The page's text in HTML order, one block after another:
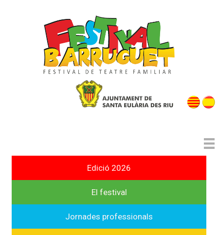
Edició 2026
El festival
Jornades professionals